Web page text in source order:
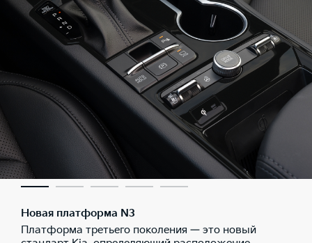
Новая платформа N3
Платформа третьего поколения — это новый